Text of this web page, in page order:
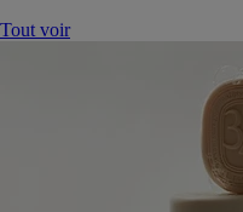
Tout voir